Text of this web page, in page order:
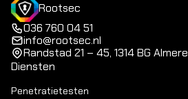
Rootsec
036 760 04 51
info@rootsec.nl
Randstad 21 – 45, 1314 BG Almere
Diensten
Penetratietesten